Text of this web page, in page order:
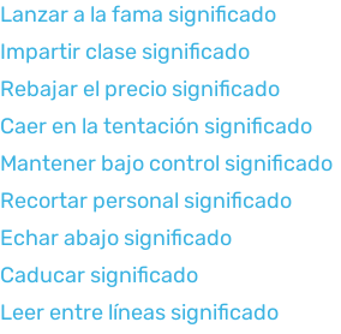
Lanzar a la fama significado
Impartir clase significado
Rebajar el precio significado
Caer en la tentación significado
Mantener bajo control significado
Recortar personal significado
Echar abajo significado
Caducar significado
Leer entre líneas significado